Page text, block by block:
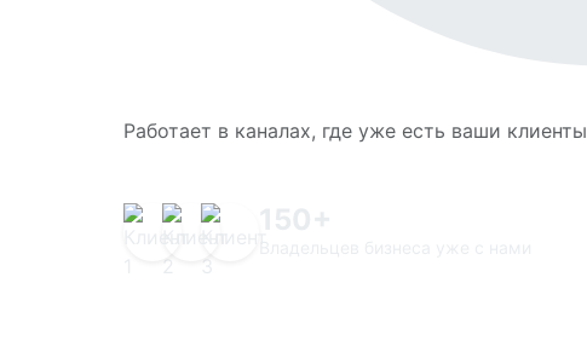
Работает в каналах, где уже есть ваши клиенты